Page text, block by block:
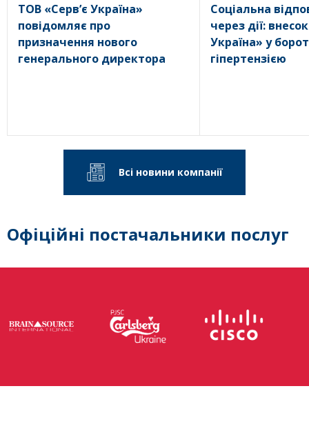
ТОВ «Серв’є Україна»
повідомляє про
призначення нового
генерального директора
Соціальна
через дії:
Україна» у
гіпертензією
Всі новини компанії
Офіційні постачальники послуг